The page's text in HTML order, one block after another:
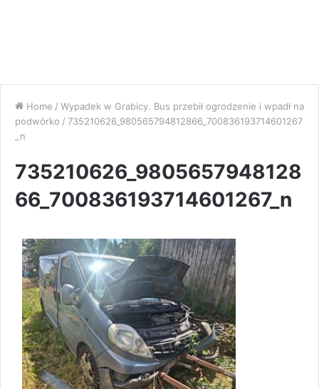
Home / Wypadek w Grabicy. Bus przebił ogrodzenie i wpadł na
podwórko / 735210626_980565794812866_700836193714601267
_n
735210626_9805657948128
66_700836193714601267_n